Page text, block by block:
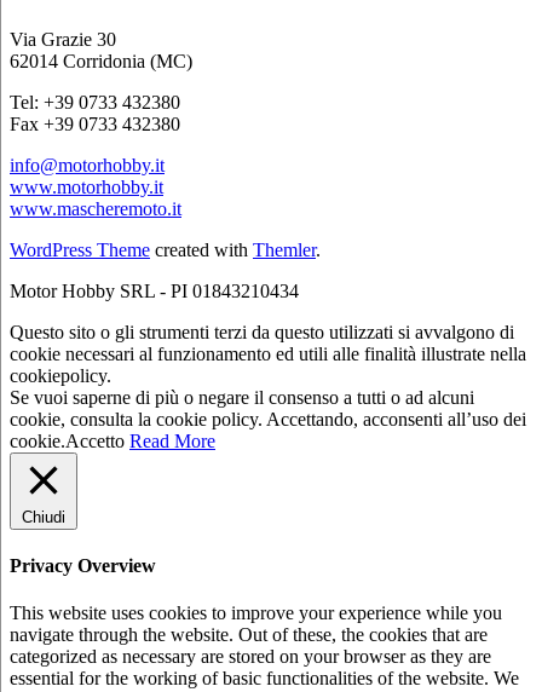
Via Grazie 30
62014 Corridonia (MC)
Tel: +39 0733 432380
Fax +39 0733 432380
info@motorhobby.it
www.motorhobby.it
www.mascheremoto.it
WordPress Theme created with Themler.
Motor Hobby SRL - PI 01843210434
Questo sito o gli strumenti terzi da questo utilizzati si avvalgono di
cookie necessari al funzionamento ed utili alle finalità illustrate nella
cookiepolicy.
Se vuoi saperne di più o negare il consenso a tutti o ad alcuni
cookie, consulta la cookie policy. Accettando, acconsenti all’uso dei
cookie.Accetto Read More
Chiudi
Privacy Overview
This website uses cookies to improve your experience while you
navigate through the website. Out of these, the cookies that are
categorized as necessary are stored on your browser as they are
essential for the working of basic functionalities of the website. We